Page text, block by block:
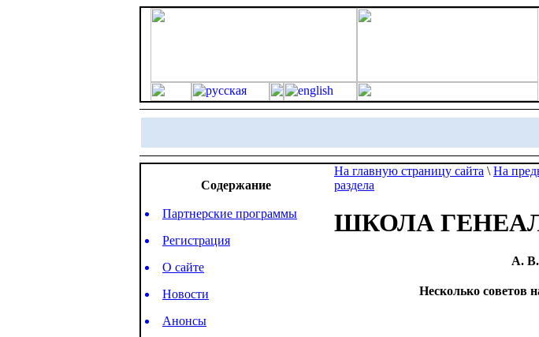
Содержание
Партнерские программы
Регистрация
О сайте
Новости
Анонсы
На главную страницу сайта \ На
раздела
ШКОЛА
А.
Несколько советов